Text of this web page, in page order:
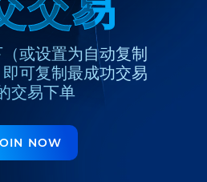
Hinglish
Кыргызча
Nederlands
Yorùbá
Hausa
Afrikaans
اردو
或设置为自动复制
即可复制最成功交易
交易下单
NOW